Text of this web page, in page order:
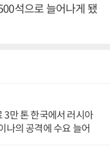
석으로 늘어나게 됐
만 톤 한국에서 러시아
나의 공격에 수요 늘어